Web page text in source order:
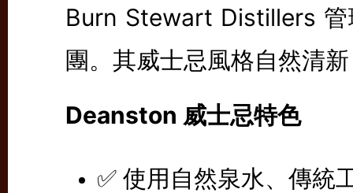
Burn Stewart Distillers
團。其威士忌風格自然清
Deanston 威士忌特色
✅ 使用自然泉水、傳統